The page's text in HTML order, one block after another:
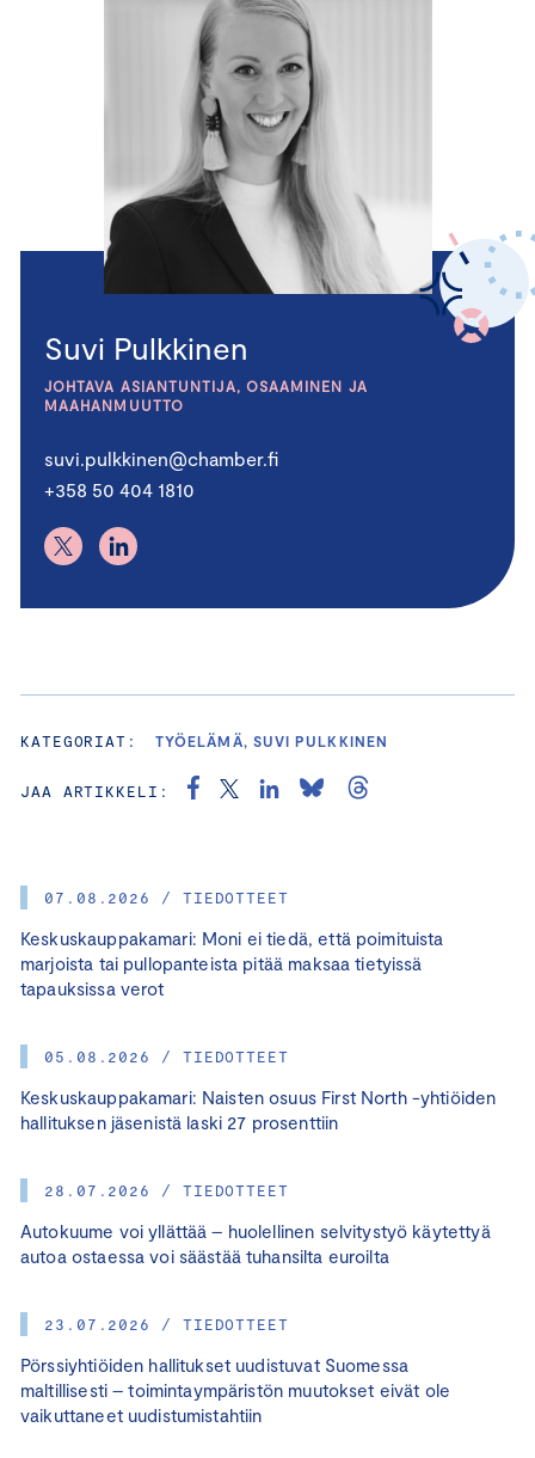
07.08.2026 / TIEDOTTEET
Keskuskauppakamari: Moni ei tiedä, että poimituista
marjoista tai pullopanteista pitää maksaa tietyissä
tapauksissa verot
05.08.2026 / TIEDOTTEET
Keskuskauppakamari: Naisten osuus First North -yhtiöiden
hallituksen jäsenistä laski 27 prosenttiin
28.07.2026 / TIEDOTTEET
Autokuume voi yllättää – huolellinen selvitystyö käytettyä
autoa ostaessa voi säästää tuhansilta euroilta
23.07.2026 / TIEDOTTEET
Pörssiyhtiöiden hallitukset uudistuvat Suomessa
maltillisesti – toimintaympäristön muutokset eivät ole
vaikuttaneet uudistumistahtiin
Suvi Pulkkinen
JOHTAVA ASIANTUNTIJA, OSAAMINEN JA
MAAHANMUUTTO
suvi.pulkkinen@chamber.fi
+358 50 404 1810
KATEGORIAT: TYÖELÄMÄ, SUVI PULKKINEN
JAA ARTIKKELI: